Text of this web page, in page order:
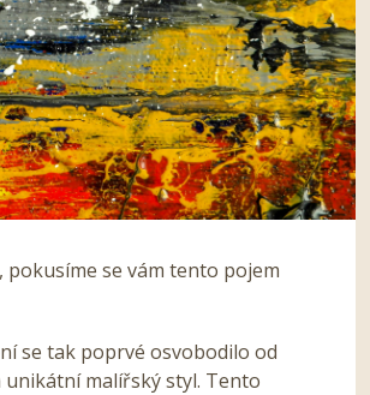
pokusíme se vám tento pojem
se tak poprvé osvobodilo od
malířský styl. Tento